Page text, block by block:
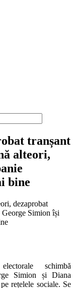
tranșant
alteori,
bine
schimbă
Simion și Diana
rețelele sociale. Se